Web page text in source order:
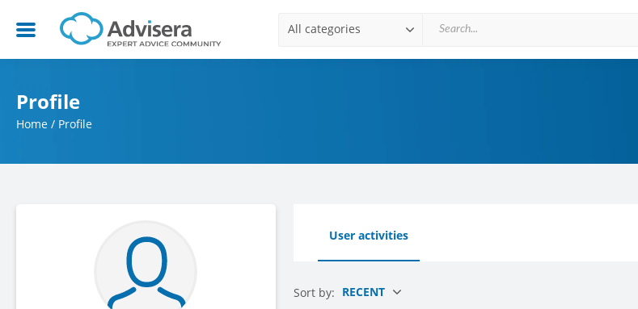
All categories
Profile
Home / Profile
User activities
Sort by: RECENT